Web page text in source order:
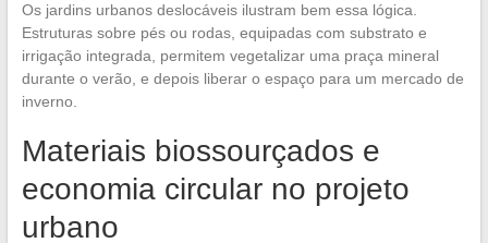
Os jardins urbanos deslocáveis ilustram bem essa lógica.
Estruturas sobre pés ou rodas, equipadas com substrato e
irrigação integrada, permitem vegetalizar uma praça mineral
durante o verão, e depois liberar o espaço para um mercado de
inverno.
Materiais biossourçados e
economia circular no projeto
urbano